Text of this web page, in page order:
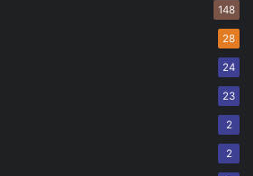
148
28
24
23
2
2